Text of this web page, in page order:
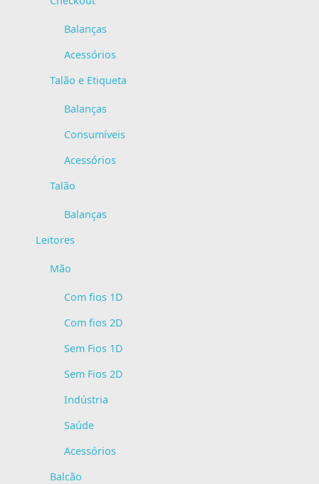
Balanças
Acessórios
Talão e Etiqueta
Balanças
Consumíveis
Acessórios
Talão
Balanças
Leitores
Mão
Com fios 1D
Com fios 2D
Sem Fios 1D
Sem Fios 2D
Indústria
Saúde
Acessórios
Balcão